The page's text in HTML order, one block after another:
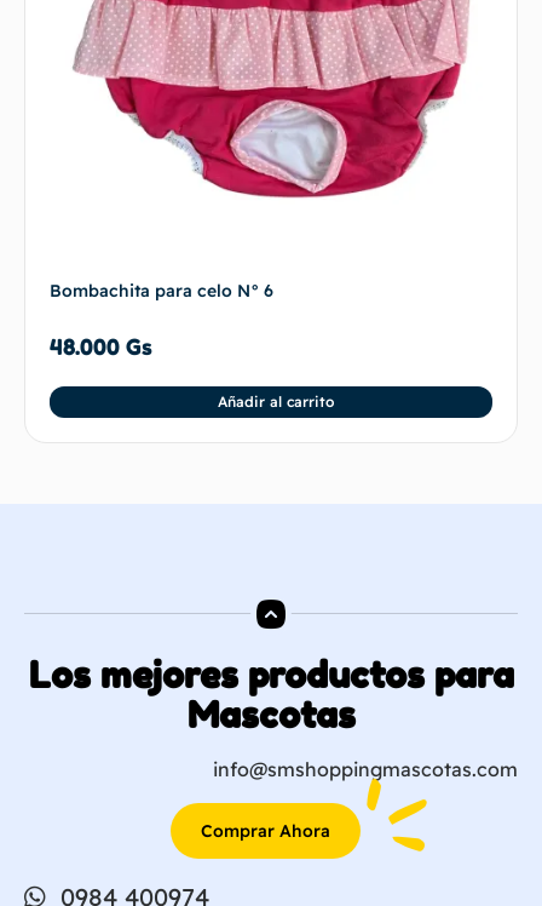
Bombachita para celo N° 6
48.000 Gs
Añadir al carrito
Los mejores productos para
Mascotas
info@smshoppingmascotas.com
Comprar Ahora
0984 400974